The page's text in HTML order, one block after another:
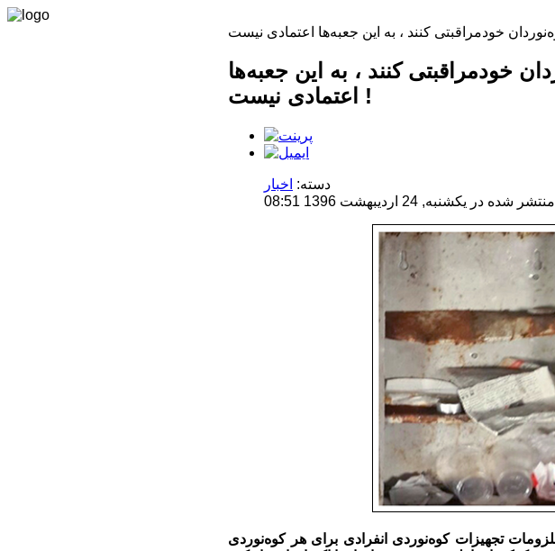
خودمراقبتی کنند ، به این جعبه‌ها
اعتمادی نیست !
دسته: اخبار
منتشر شده در یکشنبه, 24 ارديبهشت 1396 08:51
تجهیزات کوه‌نوردی انفرادی برای هر کوه‌نوردی